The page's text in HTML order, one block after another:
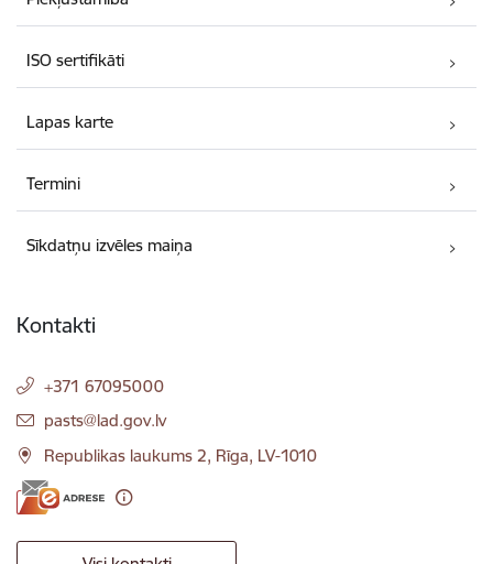
ISO sertifikāti
Lapas karte
Termini
Sīkdatņu izvēles maiņa
Kontakti
+371 67095000
E-pasts:
pasts@lad.gov.lv
Republikas laukums 2, Rīga, LV-1010